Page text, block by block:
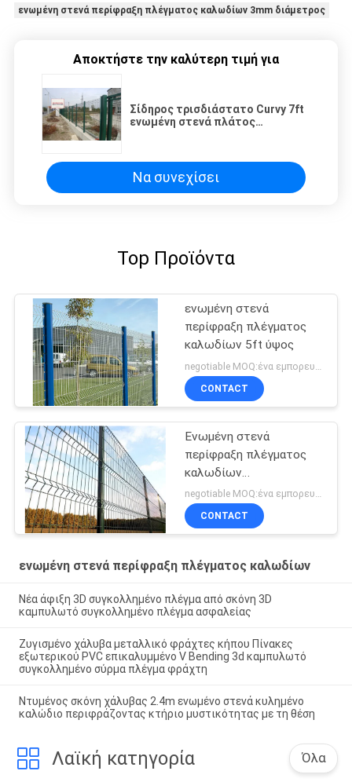
ενωμένη στενά περίφραξη πλέγματος καλωδίων 3mm διάμετρος
Αποκτήστε την καλύτερη τιμή για
Σίδηρος τρισδιάστατο Curvy 7ft
ενωμένη στενά πλάτος
Να συνεχίσει
Top Προϊόντα
ενωμένη στενά
περίφραξη πλέγματος
καλωδίων 5ft ύψος
CONTACT
Ενωμένη στενά
περίφραξη πλέγματος
καλωδίων
αποσυνθέσεων απόδειξηnegotiable MOQ:ένα εμπορευματοκιβώτιο 20FT
CONTACT
ενωμένη στενά περίφραξη πλέγματος καλωδίων
Νέα άφιξη 3D συγκολλημένο πλέγμα από σκόνη 3D
καμπυλωτό συγκολλημένο πλέγμα ασφαλείας
Ζυγισμένο χάλυβα μεταλλικό φράχτες κήπου Πίνακες
εξωτερικού PVC επικαλυμμένο V Bending 3d καμπυλωτό
συγκολλημένο σύρμα πλέγμα φράχτη
Ντυμένος σκόνη χάλυβας 2.4m ενωμένο στενά κυλημένο
καλώδιο περιφράζοντας κτήριο μυστικότητας με τη θέση
Λαϊκή κατηγορία Όλα